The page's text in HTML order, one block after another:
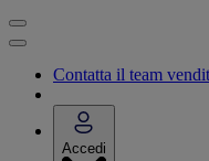
Contatta il team
Accedi